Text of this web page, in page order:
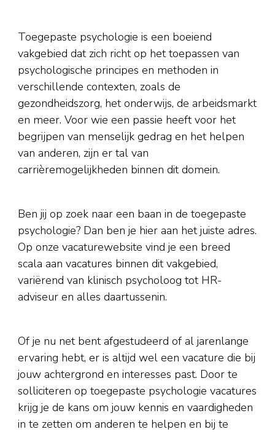
Toegepaste psychologie is een boeiend
vakgebied dat zich richt op het toepassen van
psychologische principes en methoden in
verschillende contexten, zoals de
gezondheidszorg, het onderwijs, de arbeidsmarkt
en meer. Voor wie een passie heeft voor het
begrijpen van menselijk gedrag en het helpen
van anderen, zijn er tal van
carrièremogelijkheden binnen dit domein.
Ben jij op zoek naar een baan in de toegepaste
psychologie? Dan ben je hier aan het juiste adres.
Op onze vacaturewebsite vind je een breed
scala aan vacatures binnen dit vakgebied,
variërend van klinisch psycholoog tot HR-
adviseur en alles daartussenin.
Of je nu net bent afgestudeerd of al jarenlange
ervaring hebt, er is altijd wel een vacature die bij
jouw achtergrond en interesses past. Door te
solliciteren op toegepaste psychologie vacatures
krijg je de kans om jouw kennis en vaardigheden
in te zetten om anderen te helpen en bij te